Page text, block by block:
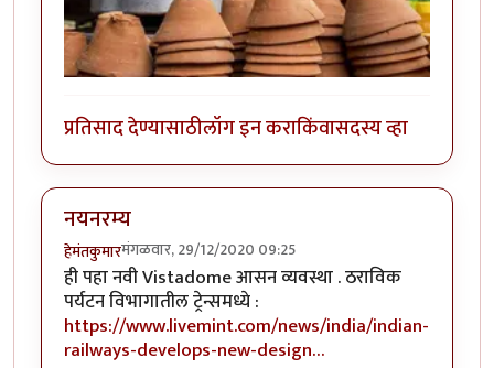
प्रतिसाद देण्यासाठीलॉग इन कराकिंवासदस्य व्हा
नयनरम्य
हेमंतकुमारमंगळवार, 29/12/2020 09:25
ही पहा नवी Vistadome आसन व्यवस्था . ठराविक
पर्यटन विभागातील ट्रेन्समध्ये :
https://www.livemint.com/news/india/indian-
railways-develops-new-design…